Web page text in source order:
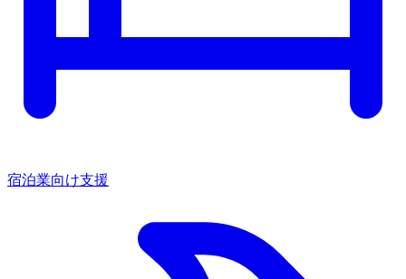
宿泊業向け支援